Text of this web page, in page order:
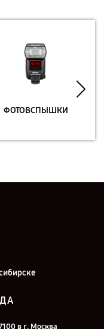
ФОТОВСПЫШКИ
в г. Москва